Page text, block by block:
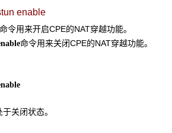
enable
命令用来开启CPE的NAT穿越功能。
命令用来关闭CPE的NAT穿越功能。
关闭状态。